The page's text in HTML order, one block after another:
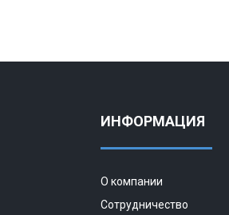
ИНФОРМАЦИЯ
О компании
Сотрудничество